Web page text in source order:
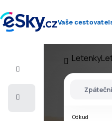
Vaše
Letenky
Zpáteční
Odkud